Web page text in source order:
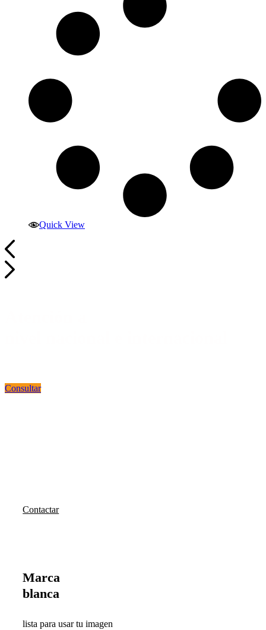
Quick View
Consultar
Contactar
Marca
blanca
lista para usar tu imagen